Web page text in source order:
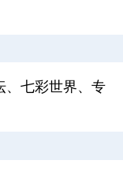
、七彩世界、专